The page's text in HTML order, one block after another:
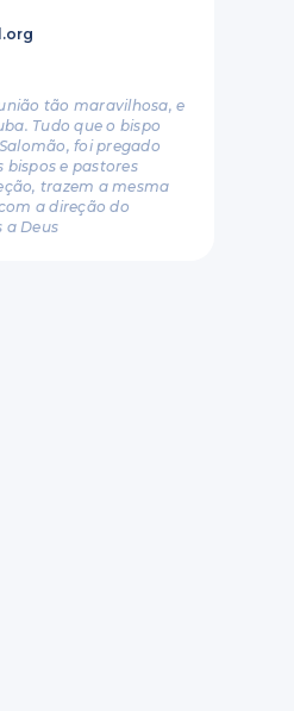
tão maravilhosa, e
Tudo que o bispo
foi pregado
bispos e pastores
trazem a mesma
a direção do
a Deus